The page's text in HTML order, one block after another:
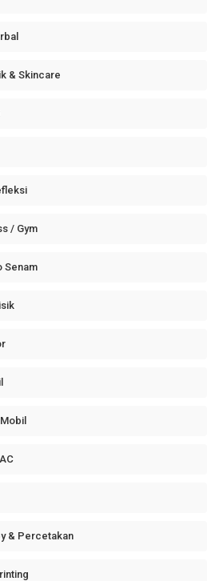
& Skincare
/ Gym
Senam
& Percetakan